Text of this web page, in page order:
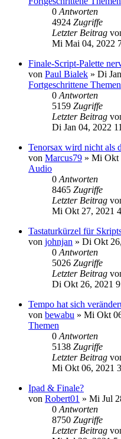
0 Antworten
4924 Zugriffe
Letzter Beitrag
Mi Mai 04, 2022
Finale-Script-Palette
von Paul Bialek » Di
Fortgeschrittene Themen
0 Antworten
5159 Zugriffe
Letzter Beitrag
Di Jan 04, 2022
Tenorsax wird nicht als
von Marcus79 » Mi Okt
Audio
0 Antworten
8465 Zugriffe
Letzter Beitrag
Mi Okt 27, 2021
Tastaturkürzel für
von johnjan » Di Okt
0 Antworten
5026 Zugriffe
Letzter Beitrag
Di Okt 26, 2021
Tempo hat sich
von bewabu » Mi Okt
Themen
0 Antworten
5138 Zugriffe
Letzter Beitrag
Mi Okt 06, 2021
Ipad & Finale?
von Robert01 » Mi Jul
0 Antworten
8750 Zugriffe
Letzter Beitrag